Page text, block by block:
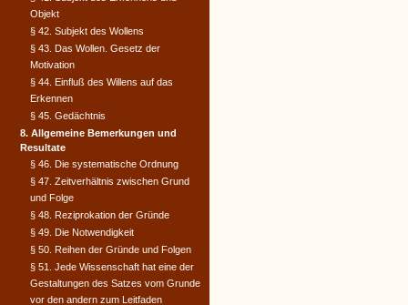
Objekt
§ 42. Subjekt des Wollens
§ 43. Das Wollen. Gesetz der
Motivation
§ 44. Einfluß des Willens auf das
Erkennen
§ 45. Gedächtnis
8. Allgemeine Bemerkungen und
Resultate
§ 46. Die systematische Ordnung
§ 47. Zeitverhältnis zwischen Grund
und Folge
§ 48. Reziprokation der Gründe
§ 49. Die Notwendigkeit
§ 50. Reihen der Gründe und Folgen
§ 51. Jede Wissenschaft hat eine der
Gestaltungen des Satzes vom Grunde
vor den andern zum Leitfaden